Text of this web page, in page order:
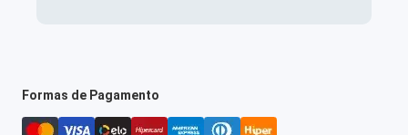
Formas de Pagamento